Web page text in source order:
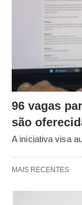
96 vagas
são
A iniciativa visa
MAIS RECENTES